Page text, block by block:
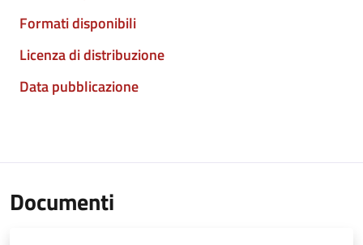
Formati disponibili
Licenza di distribuzione
Data pubblicazione
Documenti